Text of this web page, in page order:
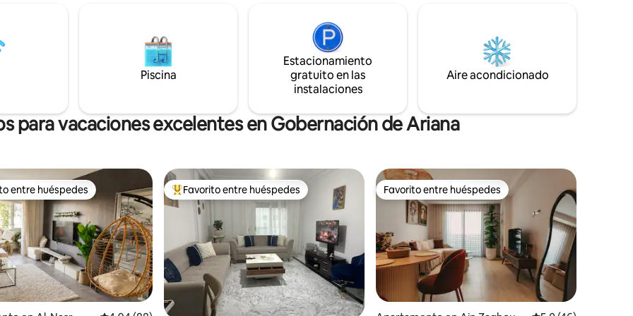
frutas. Minicocina para las
espacio de
y calefacción/aire
Internet rápido (fibra). - NETFLIX. -
Aparcamiento privado. Acogedor y
espacioso con todas las comodidades.
Situado en el corazón de un barrio
residencia segura, a solo unos pasos de
cafeterías, restaurantes, tiendas,
centros de bienestar y universidades. A
solo 10 minutos del aeropuerto de
Piscina
Estacionamiento
gratuito en las
instalaciones
Aire acondicionado
para vacaciones excelentes en Gobernación de Ariana
huéspedes preferido
entre huéspedes Favorito entre huéspedes preferido
Favorito entre huéspedes Favorito entre huéspedes
Favorito entre huéspedes